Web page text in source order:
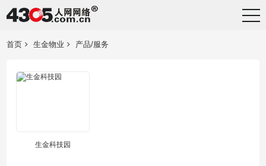
首页 生金物业 产品/服务
生金科技园